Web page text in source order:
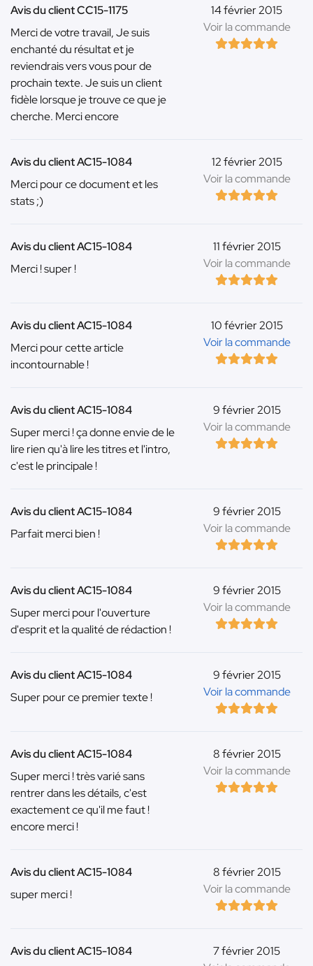
14 février 2015
Voir la commande
Avis du client CC15-1175
Merci de votre travail, Je suis
enchanté du résultat et je
reviendrais vers vous pour de
prochain texte. Je suis un client
fidèle lorsque je trouve ce que je
cherche. Merci encore
12 février 2015
Voir la commande
Avis du client AC15-1084
Merci pour ce document et les
stats ;)
11 février 2015
Voir la commande
Avis du client AC15-1084
Merci ! super !
10 février 2015
Voir la commande
Avis du client AC15-1084
Merci pour cette article
incontournable !
9 février 2015
Voir la commande
Avis du client AC15-1084
Super merci ! ça donne envie de le
lire rien qu'à lire les titres et l'intro,
c'est le principale !
9 février 2015
Voir la commande
Avis du client AC15-1084
Parfait merci bien !
9 février 2015
Voir la commande
Avis du client AC15-1084
Super merci pour l'ouverture
d'esprit et la qualité de rédaction !
9 février 2015
Voir la commande
Avis du client AC15-1084
Super pour ce premier texte !
8 février 2015
Voir la commande
Avis du client AC15-1084
Super merci ! très varié sans
rentrer dans les détails, c'est
exactement ce qu'il me faut !
encore merci !
8 février 2015
Voir la commande
Avis du client AC15-1084
super merci !
7 février 2015
Avis du client AC15-1084